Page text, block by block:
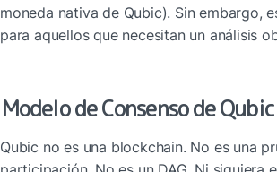
moneda nativa de Qubic). Sin embargo,
para aquellos que necesitan un análisis
Modelo de Consenso de Qubic
Qubic no es una blockchain. No es una